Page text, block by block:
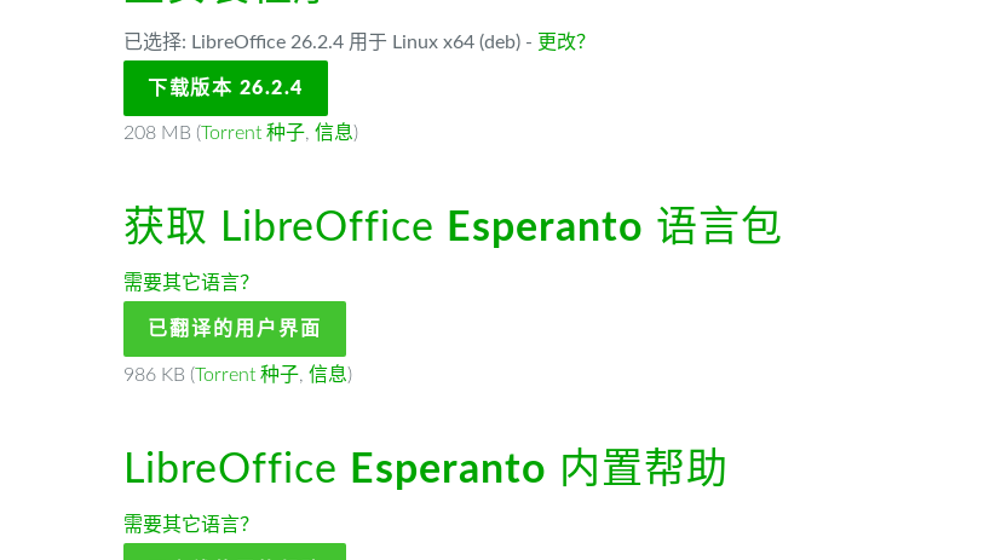
已选择: LibreOffice 26.2.4 用于 Linux x64 (deb) - 更改？
下载版本 26.2.4
208 MB (Torrent 种子, 信息)
获取 LibreOffice Esperanto 语言包
需要其它语言？
已翻译的用户界面
986 KB (Torrent 种子, 信息)
LibreOffice Esperanto 内置帮助
需要其它语言？